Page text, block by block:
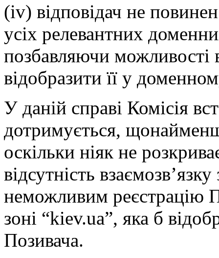
(iv) відповідач не
усіх релевантних
позбавляючи можливості
відобразити її у
У даній справі Комісія
дотримується,
оскільки ніяк не
відсутність
неможливим реєстрацію
зоні “kiev.ua”, яка б
Позивача.